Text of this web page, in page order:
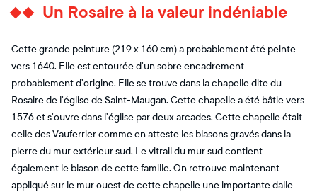
Un Rosaire à la valeur indéniable
Cette grande peinture (219 x 160 cm) a probablement été peinte
vers 1640. Elle est entourée d’un sobre encadrement
probablement d’origine. Elle se trouve dans la chapelle dite du
Rosaire de l’église de Saint-Maugan. Cette chapelle a été bâtie vers
1576 et s’ouvre dans l’église par deux arcades. Cette chapelle était
celle des Vauferrier comme en atteste les blasons gravés dans la
pierre du mur extérieur sud. Le vitrail du mur sud contient
également le blason de cette famille. On retrouve maintenant
appliqué sur le mur ouest de cette chapelle une importante dalle